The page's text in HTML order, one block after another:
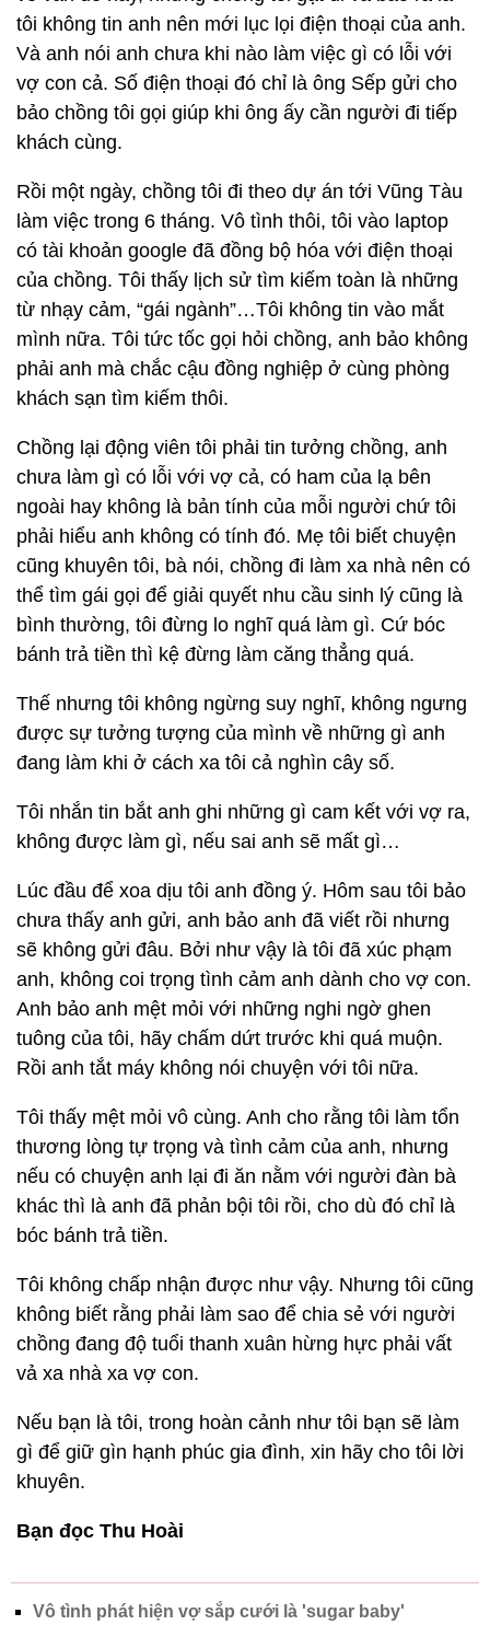
tôi không tin anh nên mới lục lọi điện thoại của anh.
Và anh nói anh chưa khi nào làm việc gì có lỗi với
vợ con cả. Số điện thoại đó chỉ là ông Sếp gửi cho
bảo chồng tôi gọi giúp khi ông ấy cần người đi tiếp
khách cùng.
Rồi một ngày, chồng tôi đi theo dự án tới Vũng Tàu
làm việc trong 6 tháng. Vô tình thôi, tôi vào laptop
có tài khoản google đã đồng bộ hóa với điện thoại
của chồng. Tôi thấy lịch sử tìm kiếm toàn là những
từ nhạy cảm, “gái ngành”…Tôi không tin vào mắt
mình nữa. Tôi tức tốc gọi hỏi chồng, anh bảo không
phải anh mà chắc cậu đồng nghiệp ở cùng phòng
khách sạn tìm kiếm thôi.
Chồng lại động viên tôi phải tin tưởng chồng, anh
chưa làm gì có lỗi với vợ cả, có ham của lạ bên
ngoài hay không là bản tính của mỗi người chứ tôi
phải hiểu anh không có tính đó. Mẹ tôi biết chuyện
cũng khuyên tôi, bà nói, chồng đi làm xa nhà nên có
thể tìm gái gọi để giải quyết nhu cầu sinh lý cũng là
bình thường, tôi đừng lo nghĩ quá làm gì. Cứ bóc
bánh trả tiền thì kệ đừng làm căng thẳng quá.
Thế nhưng tôi không ngừng suy nghĩ, không ngưng
được sự tưởng tượng của mình về những gì anh
đang làm khi ở cách xa tôi cả nghìn cây số.
Tôi nhắn tin bắt anh ghi những gì cam kết với vợ ra,
không được làm gì, nếu sai anh sẽ mất gì…
Lúc đầu để xoa dịu tôi anh đồng ý. Hôm sau tôi bảo
chưa thấy anh gửi, anh bảo anh đã viết rồi nhưng
sẽ không gửi đâu. Bởi như vậy là tôi đã xúc phạm
anh, không coi trọng tình cảm anh dành cho vợ con.
Anh bảo anh mệt mỏi với những nghi ngờ ghen
tuông của tôi, hãy chấm dứt trước khi quá muộn.
Rồi anh tắt máy không nói chuyện với tôi nữa.
Tôi thấy mệt mỏi vô cùng. Anh cho rằng tôi làm tổn
thương lòng tự trọng và tình cảm của anh, nhưng
nếu có chuyện anh lại đi ăn nằm với người đàn bà
khác thì là anh đã phản bội tôi rồi, cho dù đó chỉ là
bóc bánh trả tiền.
Tôi không chấp nhận được như vậy. Nhưng tôi cũng
không biết rằng phải làm sao để chia sẻ với người
chồng đang độ tuổi thanh xuân hừng hực phải vất
vả xa nhà xa vợ con.
Nếu bạn là tôi, trong hoàn cảnh như tôi bạn sẽ làm
gì để giữ gìn hạnh phúc gia đình, xin hãy cho tôi lời
khuyên.
Bạn đọc Thu Hoài
Vô tình phát hiện vợ sắp cưới là 'sugar baby'